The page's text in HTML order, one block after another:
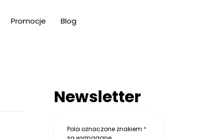
Promocje Blog
Newsletter
Pola oznaczone znakiem *